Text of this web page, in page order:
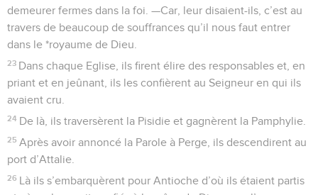
demeurer fermes dans la foi. —Car, leur disaient-ils, c’est au
travers de beaucoup de souffrances qu’il nous faut entrer
dans le *royaume de Dieu.
23 Dans chaque Eglise, ils firent élire des responsables et, en
priant et en jeûnant, ils les confièrent au Seigneur en qui ils
avaient cru.
24 De là, ils traversèrent la Pisidie et gagnèrent la Pamphylie.
25 Après avoir annoncé la Parole à Perge, ils descendirent au
port d’Attalie.
26 Là ils s’embarquèrent pour Antioche d’où ils étaient partis